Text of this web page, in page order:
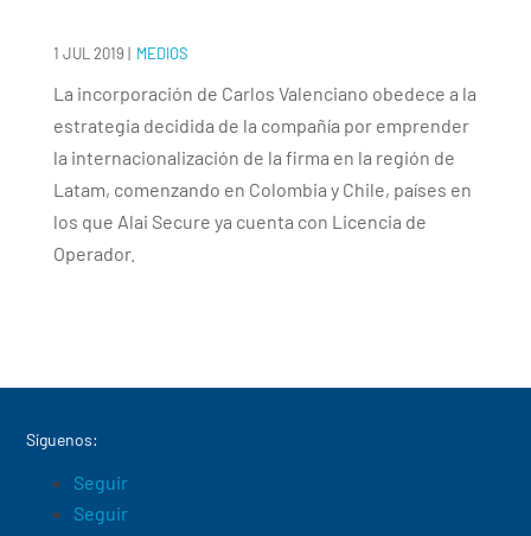
1 JUL 2019 | MEDIOS
La incorporación de Carlos Valenciano obedece a la
estrategia decidida de la compañía por emprender
la internacionalización de la firma en la región de
Latam, comenzando en Colombia y Chile, países en
los que Alai Secure ya cuenta con Licencia de
Operador.
Síguenos:
Seguir
Seguir